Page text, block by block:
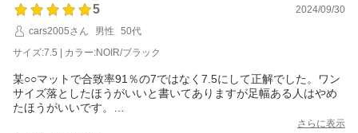
5
2024/09/30
cars2005さん
男性
50代
サイズ:7.5 | カラー:NOIR/ブラック
某○○マットで合致率91％の7ではなく7.5にして正解でした。ワン
サイズ落としたほうがいいと書いてありますが足幅ある人はやめ
たほうがいいです。
さらに表示